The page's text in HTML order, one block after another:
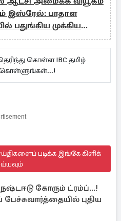
இஸ்ரேல்: பாதாள
பதுங்கிய முக்கிய
கொள்ள IBC தமிழ்
படிக்க இங்கே கிளிக்
கோரும் ட்ரம்ப்...!
புதிய